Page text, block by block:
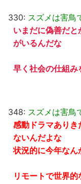
330: スズメは害鳥
いまだに偽善だ
がいるんだな
早く社会の仕組み
348: スズメは害鳥
感動ドラマありき
ないんだよな
状況的に今年なん
リモートで世界